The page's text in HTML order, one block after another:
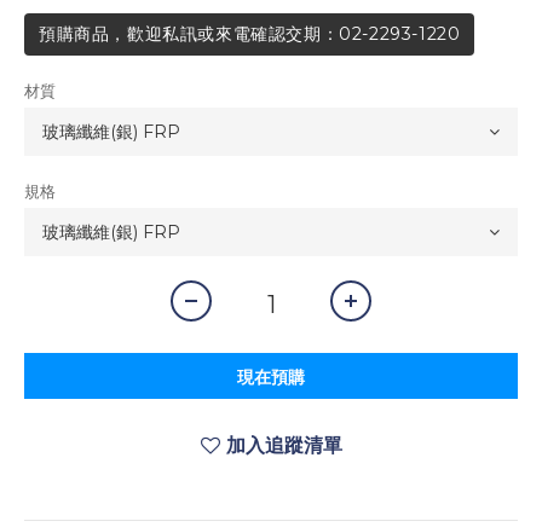
預購商品，歡迎私訊或來電確認交期：02-2293-1220
材質
規格
現在預購
加入追蹤清單